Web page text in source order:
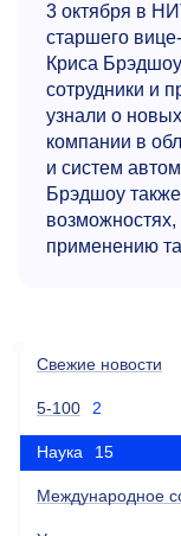
3 октября в
старшего
Криса
сотрудники и
узнали о
компании в
и систем
Брэдшоу
применению
Свежие новости
5-100 2
Наука 15
Международное